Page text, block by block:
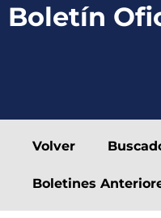
Boletín
Volver
Boletines